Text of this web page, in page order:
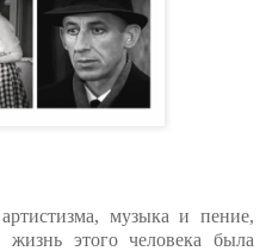
музыка и пение,
этого человека была